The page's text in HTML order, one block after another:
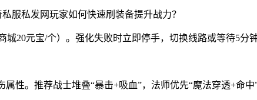
20元宝/个）。强化失败时立即停手，切换线路或等待5分
性。推荐战士堆叠“暴击+吸血”，法师优先“魔法穿透+命中”